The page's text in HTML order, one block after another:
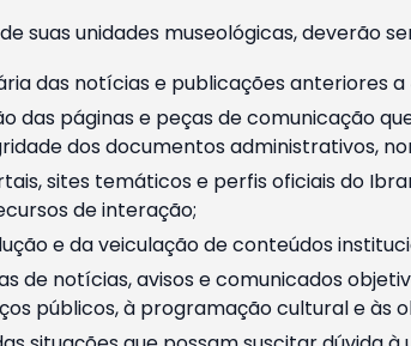
suas unidades museológicas, deverão
das notícias e publicações anteriores
das páginas e peças de comunicação
dos documentos administrativos,
sites temáticos e perfis oficiais do
de interação;
e da veiculação de conteúdos
de notícias, avisos e comunicados
públicos, à programação cultural e às